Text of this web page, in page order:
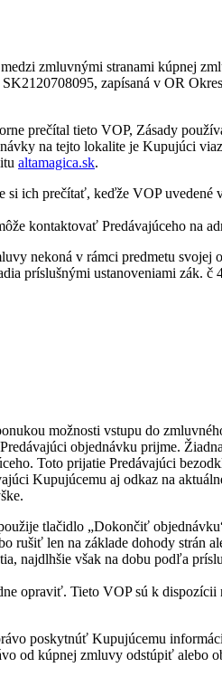
zmluvnými stranami kúpnej
zapísaná v OR
prečítal tieto VOP, Zásady
na tejto lokalite je Kupujúci
altamagica.sk.
ich prečítať, keďže VOP uvedené
kontaktovať Predávajúceho na
nekoná v rámci predmetu
príslušnými ustanoveniami zák.
možnosti vstupu do
objednávku prijme.
Toto prijatie Predávajúci
Kupujúcemu aj odkaz na
tlačidlo „Dokončiť
len na základe dohody strán
najdlhšie však na dobu podľa
opraviť. Tieto VOP sú k
poskytnúť Kupujúcemu
od kúpnej zmluvy odstúpiť